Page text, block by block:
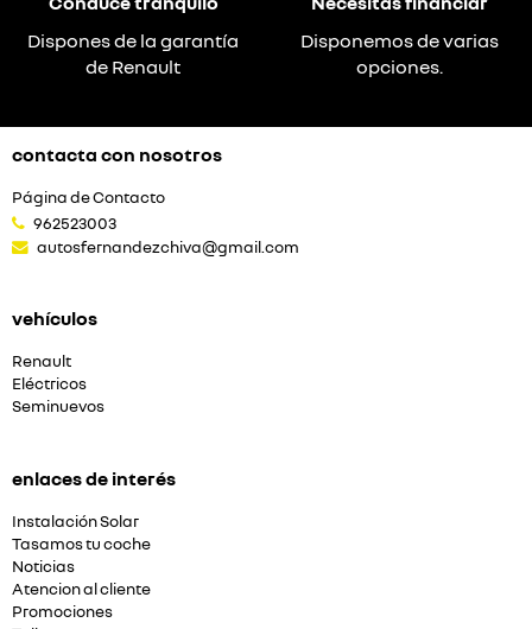
Dispones de la garantía
de Renault
Disponemos de varias
opciones.
contacta con nosotros
Página de Contacto
962523003
autosfernandezchiva@gmail.com
vehículos
Renault
Eléctricos
Seminuevos
enlaces de interés
Instalación Solar
Tasamos tu coche
Noticias
Atencion al cliente
Promociones